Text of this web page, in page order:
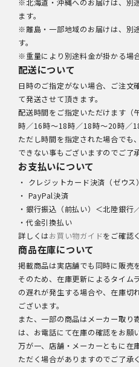
※北海道・沖縄へのお届けは、別
ます。
※離島・一部地域のお届けは、別
す。
※重量により別途料金が掛かる場
配送について
日時のご指定がない場合、ご注文
て発送させて頂きます。
配送時間をご指定いただけます
時／16時～18時／18時～20時／
ただし時間を指定された場合でも
できない事もございますのでご了
お支払いについて
・ クレジットカード決済（ゼウス）
・ PayPal決済
・銀行振込（前払い）＜北陸銀行
・代金引換払い
詳しくはお買い物ガイドをご確認
商品在庫について
掲載商品は実店舗でも同時に販売
そのため、在庫更新によるタイム
の遅れが発生する場合や、在庫切
ございます。
また、一部の商品はメーカー取り
は、お電話にて在庫の確認をお願
万が一、店舗・メーカーともに在
ただく場合がありますのでご了承